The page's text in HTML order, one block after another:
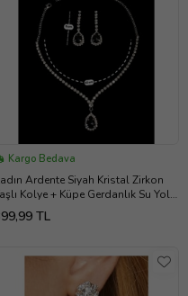
Kargo Bedava
Ardente Siyah Kristal Zirkon
Kolye + Küpe Gerdanlık Su Yolu
Kaplama Takı Seti
TL